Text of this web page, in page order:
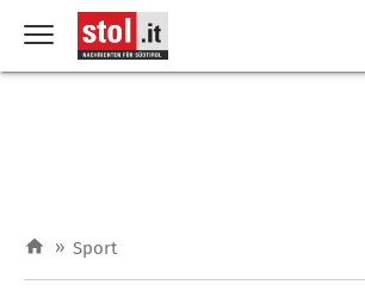
» Sport